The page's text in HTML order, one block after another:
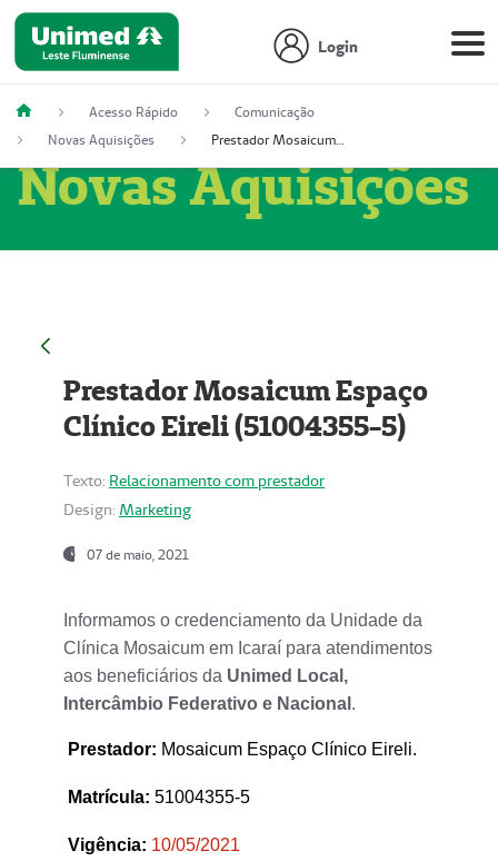
Login
Acesso Rápido
Comunicação
Novas Aquisições
Prestador Mosaicum Espaço Clínico Eireli (51004355-5)
Novas Aquisições
Prestador Mosaicum Espaço
Clínico Eireli (51004355-5)
Texto: Relacionamento com prestador
Design: Marketing
07 de maio, 2021
Informamos o credenciamento da Unidade da
Clínica Mosaicum em Icaraí para atendimentos
aos beneficiários da Unimed Local,
Intercâmbio Federativo e Nacional .
Prestador: Mosaicum Espaço Clínico Eireli.
Matrícula: 51004355-5
Vigência: 10/05/2021